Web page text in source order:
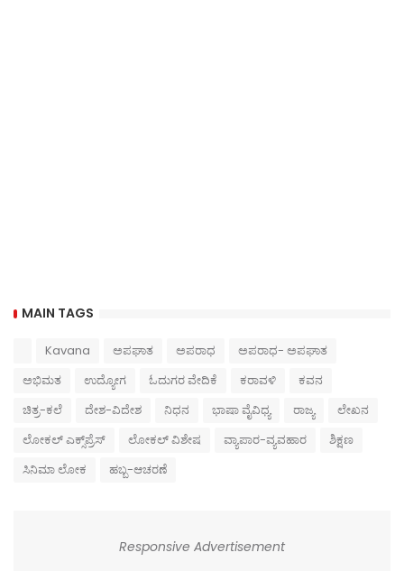
MAIN TAGS
Kavana ಅಪಘಾತ ಅಪರಾಧ
ಅಪರಾಧ- ಅಪಘಾತ
ಅಭಿಮತ
ಉದ್ಯೋಗ ಓದುಗರ ವೇದಿಕೆ ಕರಾವಳಿ
ಕವನ
ಚಿತ್ರ-ಕಲೆ
ದೇಶ-ವಿದೇಶ ನಿಧನ ಭಾಷಾ ವೈವಿಧ್ಯ ರಾಜ್ಯ
ಲೇಖನ
ಲೋಕಲ್ ಎಕ್ಸ್‌ಪ್ರೆಸ್
ಲೋಕಲ್ ವಿಶೇಷ ವ್ಯಾಪಾರ-ವ್ಯವಹಾರ
ಶಿಕ್ಷಣ
ಸಿನಿಮಾ ಲೋಕ
ಹಬ್ಬ-ಆಚರಣೆ
Responsive Advertisement